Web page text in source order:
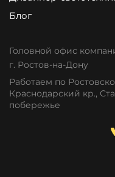
Блог
Головной офис
г. Ростов-на-Дону
Работаем по
Краснодарский кр.,
побережье